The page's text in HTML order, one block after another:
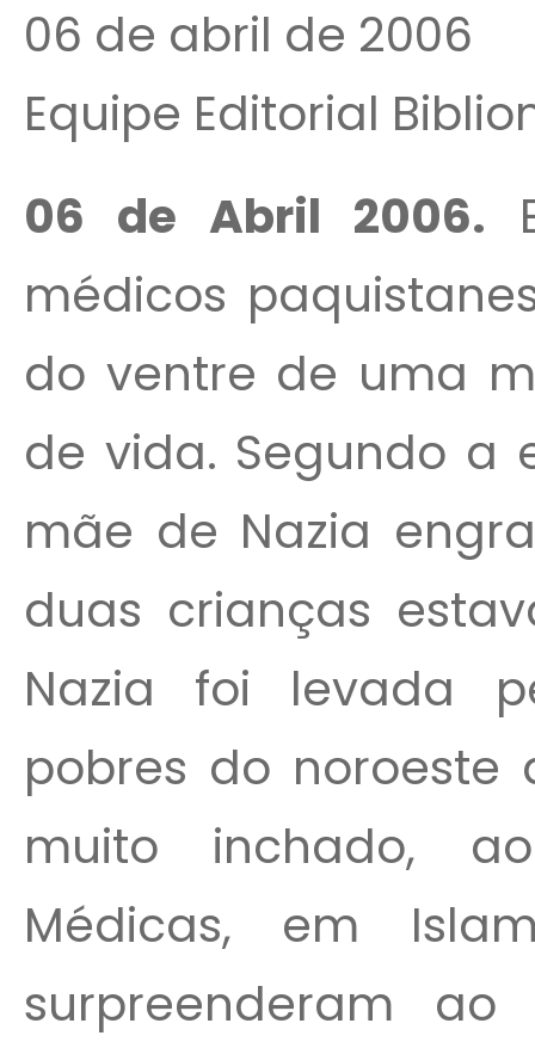
06 de abril de 2006
Equipe Editorial
06 de Abril 2006.
médicos
do ventre de uma
de vida. Segundo a
mãe de Nazia
duas crianças
Nazia foi levada
pobres do
muito inchado,
Médicas, em
surpreenderam